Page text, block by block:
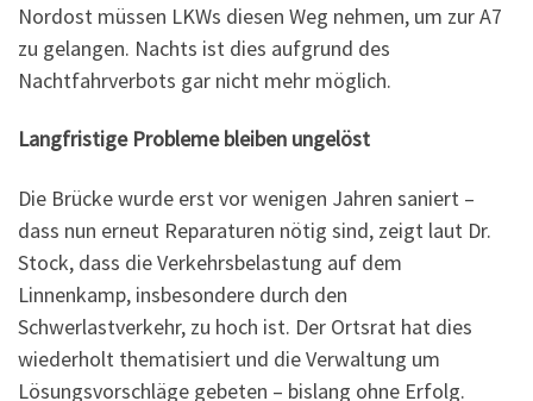
Nordost müssen LKWs diesen Weg nehmen, um zur A7
zu gelangen. Nachts ist dies aufgrund des
Nachtfahrverbots gar nicht mehr möglich.
Langfristige Probleme bleiben ungelöst
Die Brücke wurde erst vor wenigen Jahren saniert –
dass nun erneut Reparaturen nötig sind, zeigt laut Dr.
Stock, dass die Verkehrsbelastung auf dem
Linnenkamp, insbesondere durch den
Schwerlastverkehr, zu hoch ist. Der Ortsrat hat dies
wiederholt thematisiert und die Verwaltung um
Lösungsvorschläge gebeten – bislang ohne Erfolg.